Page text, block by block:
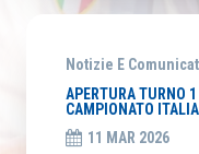
Notizie E
APERTURA TURNO
CAMPIONATO
11 MAR 2026